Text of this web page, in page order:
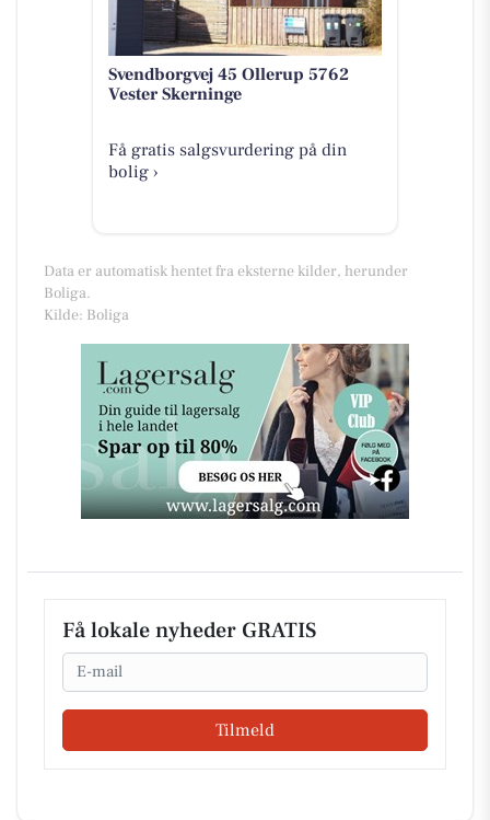
Svendborgvej 45 Ollerup 5762
Vester Skerninge
Få gratis salgsvurdering på din
bolig ›
Data er automatisk hentet fra eksterne kilder, herunder
Boliga.
Kilde: Boliga
Få lokale nyheder GRATIS
Email
Tilmeld